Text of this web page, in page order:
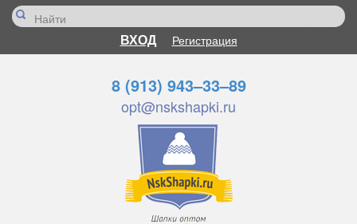
ВХОД Регистрация
8 (913) 943–33–89
opt@nskshapki.ru